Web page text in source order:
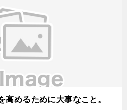
高めるために大事なこと。